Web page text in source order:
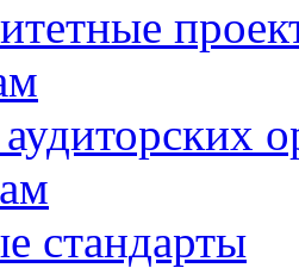
стандарты